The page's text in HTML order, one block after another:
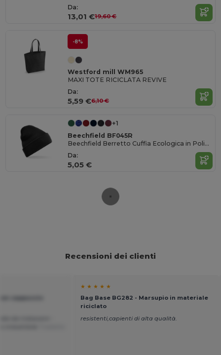
Da:
13,01 €19,60 €
-8%
Westford mill WM965
MAXI TOTE RICICLATA REVIVE
Da:
5,59 €6,10 €
+1
Beechfield BF045R
Beechfield Berretto Cuffia Ecologica in Poliestere Riciclato GRS
Da:
5,05 €
Recensioni dei clienti
★ ★ ★ ★ ★
Bag Base BG282 - Marsupio in materiale
riciclato
resistenti,capienti di alta qualità.